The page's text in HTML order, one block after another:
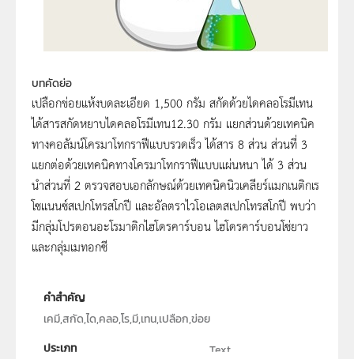
บทคัดย่อ
เปลือกข่อยแห้งบดละเอียด 1,500 กรัม สกัดด้วยไดคลอโรมีเทน
ได้สารสกัดหยาบไดคลอโรมีเทน12.30 กรัม แยกส่วนด้วยเทคนิค
ทางคอลัมน์โครมาโทกราฟีแบบรวดเร็ว ได้สาร 8 ส่วน ส่วนที่ 3
แยกต่อด้วยเทคนิคทางโครมาโทกราฟีแบบแผ่นหนา ได้ 3 ส่วน
นำส่วนที่ 2 ตรวจสอบเอกลักษณ์ด้วยเทคนิคนิวเคลียร์แมกเนติกเร
โซแนนซ์สเปกโทรสโกปี และอัลตราไวโอเลตสเปกโทรสโกปี พบว่า
มีกลุ่มโปรตอนอะโรมาติกไฮโดรคาร์บอน ไฮโดรคาร์บอนโซ่ยาว
และกลุ่มเมทอกซี
คำสำคัญ
เคมี,สกัด,ได,คลอ,โร,มี,เทน,เปลือก,ข่อย
ประเภท
Text